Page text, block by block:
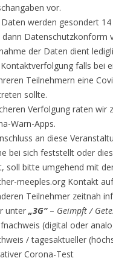
vor.
werden gesondert
dann Datenschutzkonform
der Daten dient
falls bei
Teilnehmern eine
sollte.
Verfolgung raten wir
Warn-Apps.
an diese
bei sich feststellt oder
soll bitte umgehend mit
meeples.org Kontakt
Teilnehmer zeitnah
unter „3G“– Geimpft /
(digital oder
/ tagesaktueller
Corona-Test